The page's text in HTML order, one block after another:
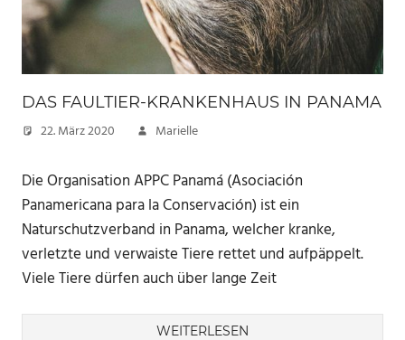
DAS FAULTIER-KRANKENHAUS IN PANAMA
22. März 2020 Marielle
Die Organisation APPC Panamá (Asociación
Panamericana para la Conservación) ist ein
Naturschutzverband in Panama, welcher kranke,
verletzte und verwaiste Tiere rettet und aufpäppelt.
Viele Tiere dürfen auch über lange Zeit
WEITERLESEN